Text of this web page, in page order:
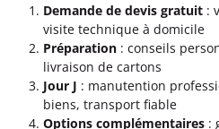
Demande de devis gratuit :
visite technique à domicile
Préparation : conseils
livraison de cartons
Jour J : manutention
biens, transport fiable
Options complémentaires :